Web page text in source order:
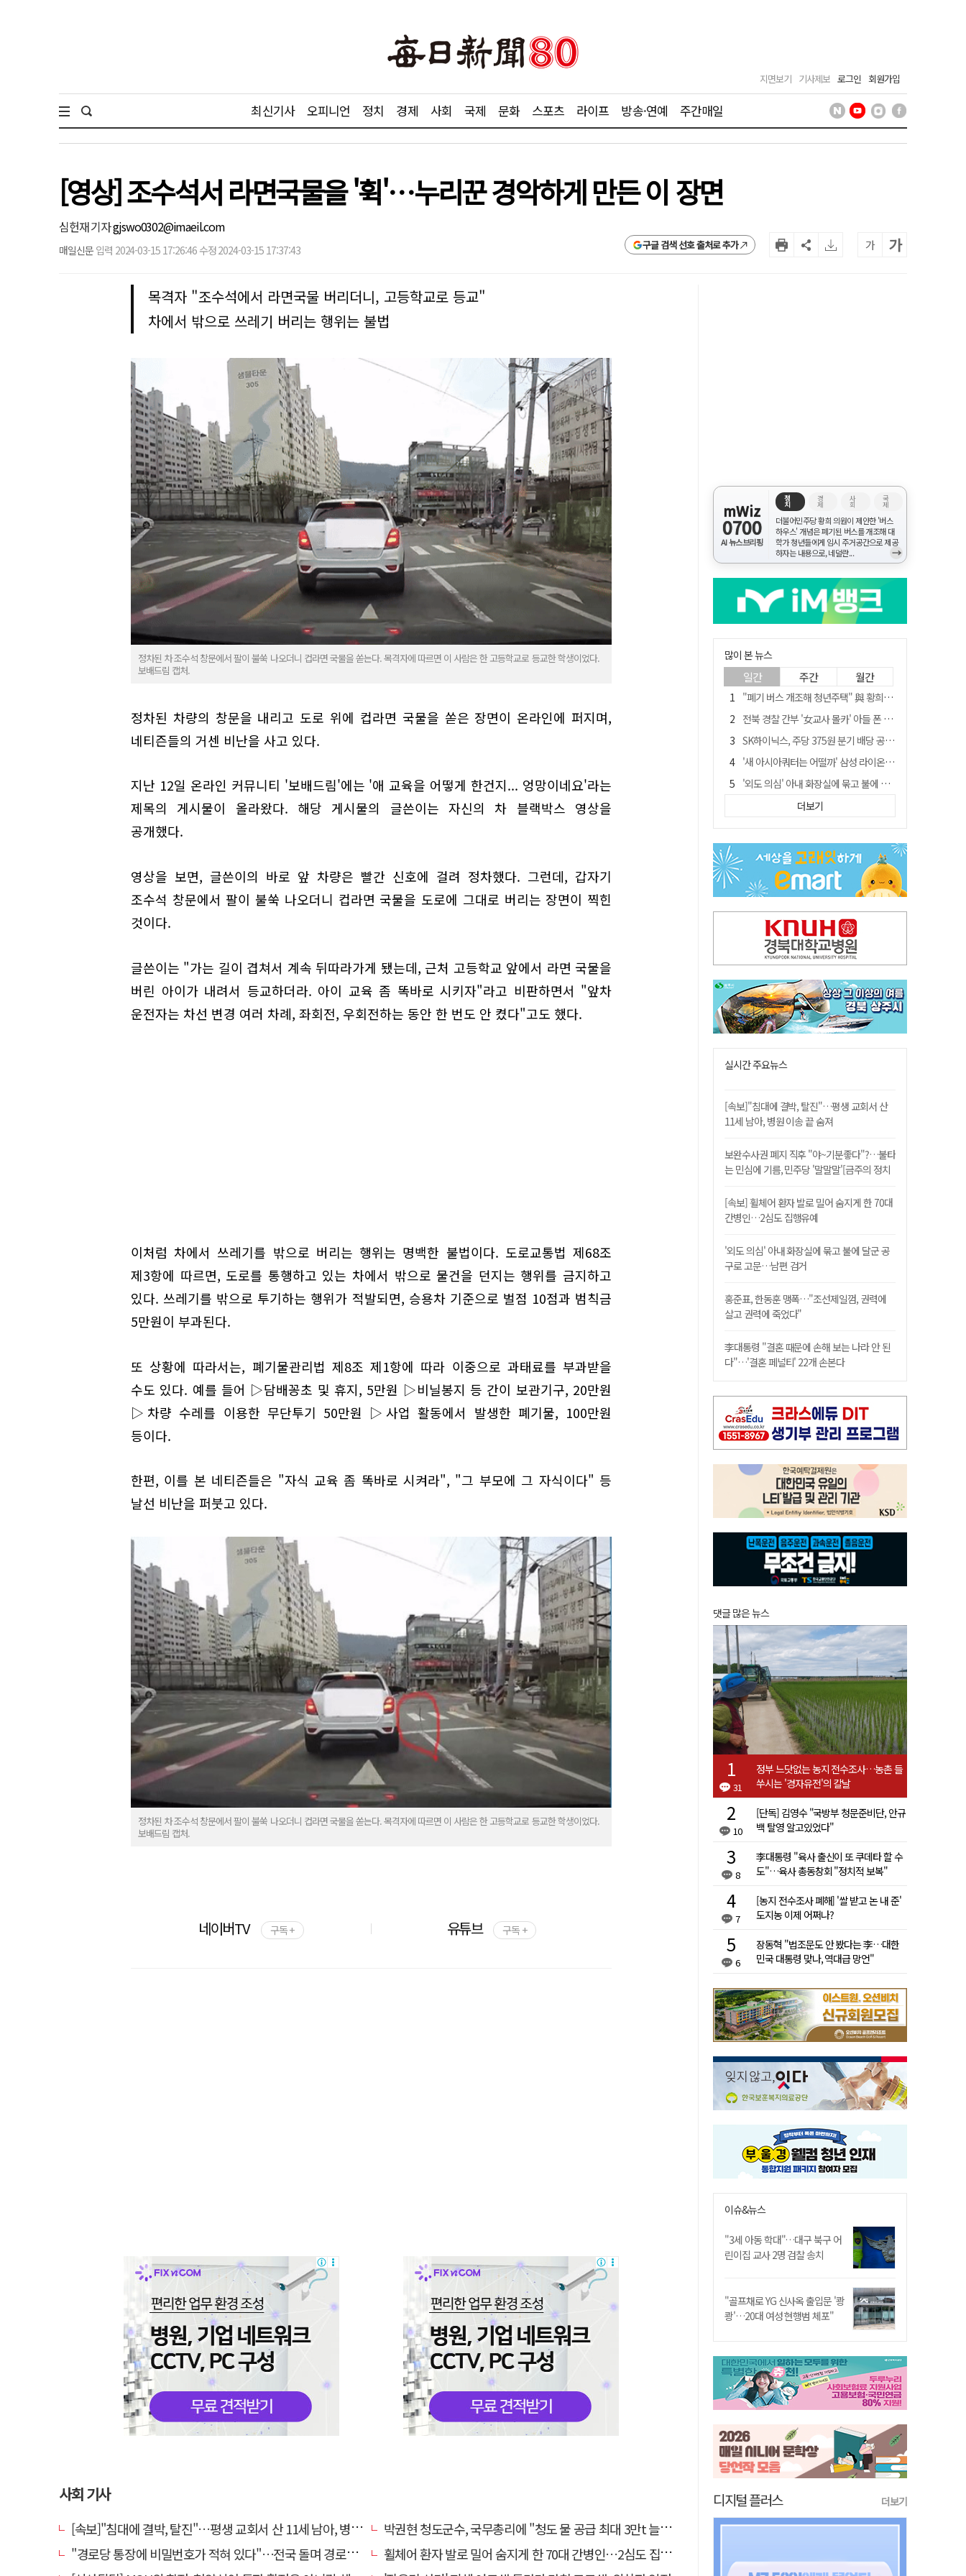
지면보기 기사제보 로그인 회원가입
최신기사 오피니언 정치 경제 사회 국제 문화 스포츠 라이프 방송·연예 주간매일
[영상] 조수석서 라면국물을 '휙'…누리꾼 경악하게 만든 이 장면
심헌재 기자gjswo0302@imaeil.com
매일신문 입력 2024-03-15 17:26:46 수정 2024-03-15 17:37:43 구글 검색 선호 출처로 추가 가 가
목격자 "조수석에서 라면국물 버리더니, 고등학교로 등교"
차에서 밖으로 쓰레기 버리는 행위는 불법
정차된 차 조수석 창문에서 팔이 불쑥 나오더니 컵라면 국물을 쏟는다. 목격자에 따르면 이 사람은 한 고등학교로 등교한 학생이었다.
보배드림 캡처.
정차된 차량의 창문을 내리고 도로 위에 컵라면 국물을 쏟은 장면이 온라인에 퍼지며,
네티즌들의 거센 비난을 사고 있다.
지난 12일 온라인 커뮤니티 '보배드림'에는 '애 교육을 어떻게 한건지... 엉망이네요'라는
제목의 게시물이 올라왔다. 해당 게시물의 글쓴이는 자신의 차 블랙박스 영상을
공개했다.
영상을 보면, 글쓴이의 바로 앞 차량은 빨간 신호에 걸려 정차했다. 그런데, 갑자기
조수석 창문에서 팔이 불쑥 나오더니 컵라면 국물을 도로에 그대로 버리는 장면이 찍힌
것이다.
글쓴이는 "가는 길이 겹쳐서 계속 뒤따라가게 됐는데, 근처 고등학교 앞에서 라면 국물을
버린 아이가 내려서 등교하더라. 아이 교육 좀 똑바로 시키자"라고 비판하면서 "앞차
운전자는 차선 변경 여러 차례, 좌회전, 우회전하는 동안 한 번도 안 켰다"고도 했다.
이처럼 차에서 쓰레기를 밖으로 버리는 행위는 명백한 불법이다. 도로교통법 제68조
제3항에 따르면, 도로를 통행하고 있는 차에서 밖으로 물건을 던지는 행위를 금지하고
있다. 쓰레기를 밖으로 투기하는 행위가 적발되면, 승용차 기준으로 벌점 10점과 범칙금
5만원이 부과된다.
또 상황에 따라서는, 폐기물관리법 제8조 제1항에 따라 이중으로 과태료를 부과받을
수도 있다. 예를 들어 ▷담배꽁초 및 휴지, 5만원 ▷비닐봉지 등 간이 보관기구, 20만원
▷차량 수레를 이용한 무단투기 50만원 ▷사업 활동에서 발생한 폐기물, 100만원
등이다.
한편, 이를 본 네티즌들은 "자식 교육 좀 똑바로 시켜라", "그 부모에 그 자식이다" 등
날선 비난을 퍼붓고 있다.
정차된 차 조수석 창문에서 팔이 불쑥 나오더니 컵라면 국물을 쏟는다. 목격자에 따르면 이 사람은 한 고등학교로 등교한 학생이었다.
보배드림 캡처.
네이버TV 구독 + 유튜브 구독 +
사회 기사
[속보]"침대에 결박, 탈진"…평생 교회서 산 11세 남아, 병원 이송 끝 숨져
박권현 청도군수, 국무총리에 "청도 물 공급 최대 3만t 늘려달라"
"경로당 통장에 비밀번호가 적혀 있다"…전국 돌며 경로당 13곳 턴 30대 구속
휠체어 환자 발로 밀어 숨지게 한 70대 간병인…2심도 집행유예
mWiz
0700
AI 뉴스브리핑
정
치
경
제
사
회
국
제
더불어민주당 황희 의원이 제안한 '버스
하우스' 개념은 폐기된 버스를 개조해 대
학가 청년들에게 임시 주거공간으로 제공
하자는 내용으로, 네덜란...
→
많이 본 뉴스
일간 주간 월간
"폐기 버스 개조해 청년주택" 與 황희…'딸 학비는 年 4200만원'
전북 경찰 간부 '女교사 몰카' 아들 폰 부수고…"처벌 못하는 사안" 내부망에 글
SK하이닉스, 주당 375원 분기 배당 공시…"3분기 중 주주환원 방안 확정"
'새 아시아쿼터는 어떨까' 삼성 라이온즈, 새 얼굴 투수 미야모리 영입
'외도 의심' 아내 화장실에 묶고 불에 달군 공구로 고문…남편 검거
박권현 청도군수, '햇빛 연금 사업' 공약 시동걸어
봉화서 주택 에어컨 실외기에서 시작된 불… 주택 화재로 번져
"3세 아동 학대"…대구 북구 국공립어린이집 교사 2명 검찰 송치
경찰, 9월 초부터 상피제 전격 실시…가족 사건 수사 못해
더보기
실시간 주요뉴스
[속보]"침대에 결박, 탈진"…평생 교회서 산
11세 남아, 병원 이송 끝 숨져
보완수사권 폐지 직후 "야~기분좋다"?…불타
는 민심에 기름, 민주당 '말말말'[금주의 정치
[속보] 휠체어 환자 발로 밀어 숨지게 한 70대
간병인…2심도 집행유예
'외도 의심' 아내 화장실에 묶고 불에 달군 공
구로 고문…남편 검거
홍준표, 한동훈 맹폭…"조선제일껌, 권력에
살고 권력에 죽었다"
李대통령 "결혼 때문에 손해 보는 나라 안 된
다"…'결혼 페널티' 22개 손본다
댓글 많은 뉴스
31
정부 느닷없는 농지 전수조사…농촌 들
쑤시는 '경자유전'의 칼날
10
[단독] 김영수 "국방부 청문준비단, 안규
백 탈영 알고있었다"
8
李대통령 "육사 출신이 또 쿠데타 할 수
도"…육사 총동창회 "정치적 보복"
7
[농지 전수조사 폐해] '쌀 받고 논 내 준'
도지농 이제 어쩌나?
6
장동혁 "법조문도 안 봤다는 李…대한
민국 대통령 맞나, 역대급 망언"
이슈&뉴스
"3세 아동 학대"…대구 북구 어
린이집 교사 2명 검찰 송치
"골프채로 YG 신사옥 출입문 '쾅
쾅'…20대 여성 현행범 체포"
디지털 플러스 더보기